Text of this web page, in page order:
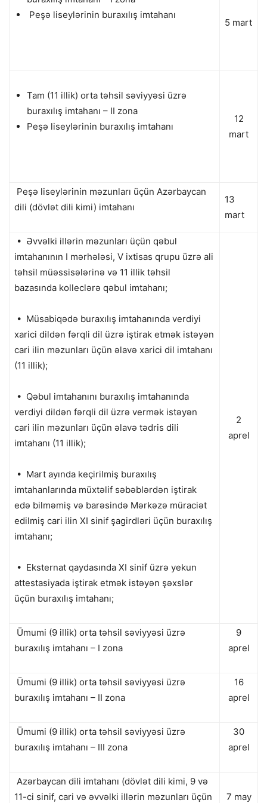
Peşə liseylərinin buraxılış imtahanı
5 mart
Tam (11 illik) orta təhsil səviyyəsi üzrə
buraxılış imtahanı – II zona
Peşə liseylərinin buraxılış imtahanı
12
mart
Peşə liseylərinin məzunları üçün Azərbaycan
dili (dövlət dili kimi) imtahanı
13
mart
• Əvvəlki illərin məzunları üçün qəbul
imtahanının I mərhələsi, V ixtisas qrupu üzrə ali
təhsil müəssisələrinə və 11 illik təhsil
bazasında kolleclərə qəbul imtahanı;
• Müsabiqədə buraxılış imtahanında verdiyi
xarici dildən fərqli dil üzrə iştirak etmək istəyən
cari ilin məzunları üçün əlavə xarici dil imtahanı
(11 illik);
• Qəbul imtahanını buraxılış imtahanında
verdiyi dildən fərqli dil üzrə vermək istəyən
cari ilin məzunları üçün əlavə tədris dili
imtahanı (11 illik);
• Mart ayında keçirilmiş buraxılış
imtahanlarında müxtəlif səbəblərdən iştirak
edə bilməmiş və barəsində Mərkəzə müraciət
edilmiş cari ilin XI sinif şagirdləri üçün buraxılış
imtahanı;
• Eksternat qaydasında XI sinif üzrə yekun
attestasiyada iştirak etmək istəyən şəxslər
üçün buraxılış imtahanı;
2
aprel
Ümumi (9 illik) orta təhsil səviyyəsi üzrə
buraxılış imtahanı – I zona
9
aprel
Ümumi (9 illik) orta təhsil səviyyəsi üzrə
buraxılış imtahanı – II zona
16
aprel
Ümumi (9 illik) orta təhsil səviyyəsi üzrə
buraxılış imtahanı – III zona
30
aprel
Azərbaycan dili imtahanı (dövlət dili kimi, 9 və
11-ci sinif, cari və əvvəlki illərin məzunları üçün
7 may